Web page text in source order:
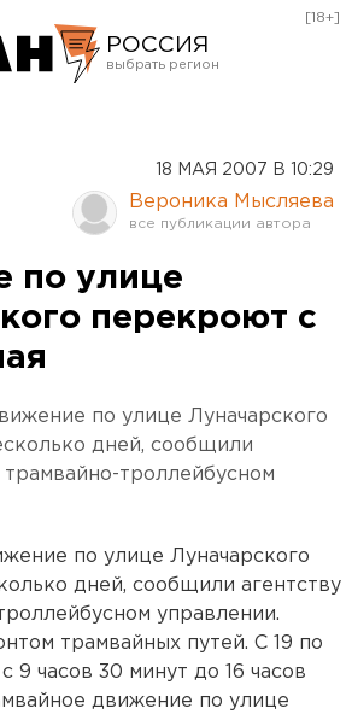
РОССИЯ
Оренбург
[18+]
18 МАЯ 2007 В 10:29
Вероника Мысляева
по улице
перекроют с
по улице Луначарского
дней, сообщили
троллейбусном
по улице Луначарского
дней, сообщили агентству
управлении.
трамвайных путей. С 19 по
9 часов 30 минут до 16 часов
движение по улице